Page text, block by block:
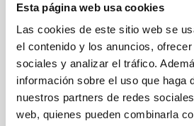
Esta página web usa cookies
Las cookies de este sitio web se
el contenido y los anuncios,
sociales y analizar el tráfico.
información sobre el uso que haga
nuestros partners de redes
web, quienes pueden combinarla
casi cualquier campaña
sabe que antes de la crisis
COVID-19, el 65% de las
desarrollaban campañas
influencers.